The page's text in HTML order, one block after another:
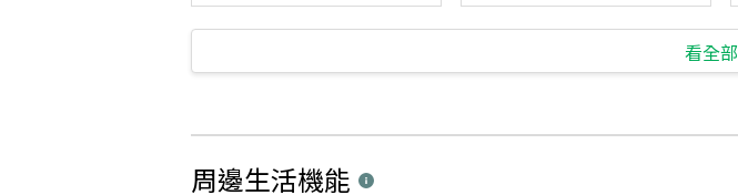
看全部
周邊生活機能